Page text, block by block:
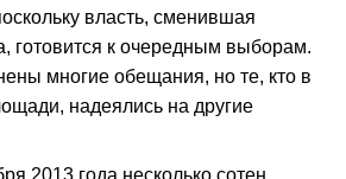
власть, сменившая
готовится к очередным выборам.
многие обещания, но те, кто в
надеялись на другие
2013 года несколько сотен